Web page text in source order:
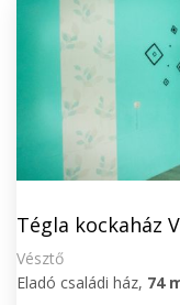
Tégla kockaház
Vésztő
Eladó családi ház, 74